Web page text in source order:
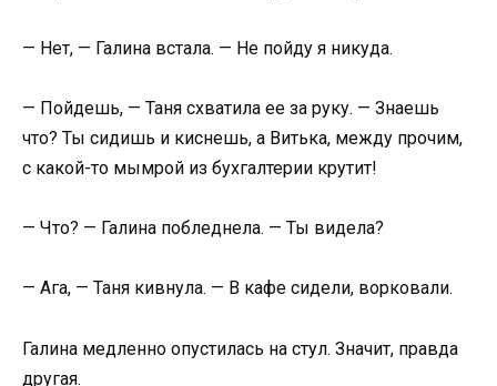
— Нет, — Галина встала. — Не пойду я никуда.
— Пойдешь, — Таня схватила ее за руку. — Знаешь
что? Ты сидишь и киснешь, а Витька, между прочим,
с какой-то мымрой из бухгалтерии крутит!
— Что? — Галина побледнела. — Ты видела?
— Ага, — Таня кивнула. — В кафе сидели, ворковали.
Галина медленно опустилась на стул. Значит, правда
другая.